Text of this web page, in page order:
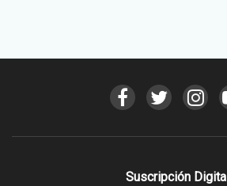
Suscripción Digital